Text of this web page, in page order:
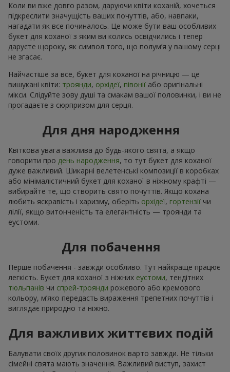
Коли ви вже довго разом, даруючи квіти коханій, хочеться
підкреслити значущість ваших почуттів, або, навпаки,
нагадати як все починалось. Це може бути ваш особливих
букет для коханої з яким ви колись освідчились і тепер
даруєте щороку, як символ того, що полум’я у вашому серці
не згасає.
Найчастіше за все, букет для коханої на річницю — це
вишукані квіти: троянди, орхідеї, півонії або оригінальні
мікси. Слідуйте зову душі та смакам вашої половинки, і ви не
прогадаєте з сюрпризом для серця.
Для дня народження
Квіткова увага важлива до будь-якого свята, а якщо
говорити про день народження, то тут букет для коханої
дуже важливий. Шикарні велетенські композиції в коробках
або мінімалістичний букет для коханої в ніжному крафті —
вибирайте те, що створить свято почуттів. Якщо кохана
любить яскравість і харизму, оберіть орхідеї, гортензії чи
лілії, якщо витонченість та елегантність — троянди та
еустоми.
Для побачення
Перше побачення - завжди особливо. Тут найкраще працює
легкість. Букет для коханої з ніжних еустоми, тендітних
тюльпанів чи спрей-троянди рожевого або кремового
кольору, м’яко передасть вираження трепетних почуттів і
виглядає природно та ніжно.
Для важливих життєвих подій
Балувати своїх других половинок варто завжди. Не тільки
сімейні свята мають значення. Важливий виступ, захист